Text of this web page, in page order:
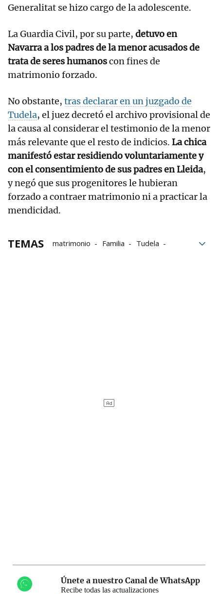
Generalitat se hizo cargo de la adolescente.
La Guardia Civil, por su parte, detuvo en
Navarra a los padres de la menor acusados de
trata de seres humanoscon fines de
matrimonio forzado.
No obstante, tras declarar en un juzgado de
Tudela, el juez decretó el archivo provisional de
la causa al considerar el testimonio de la menor
más relevante que el resto de indicios. La chica
manifestó estar residiendo voluntariamente y
con el consentimiento de sus padres en Lleida,
y negó que sus progenitores le hubieran
forzado a contraer matrimonio ni a practicar la
mendicidad.
TEMAS matrimonio Familia
Tudela
Únete a nuestro Canal de WhatsApp
Recibe todas las actualizaciones